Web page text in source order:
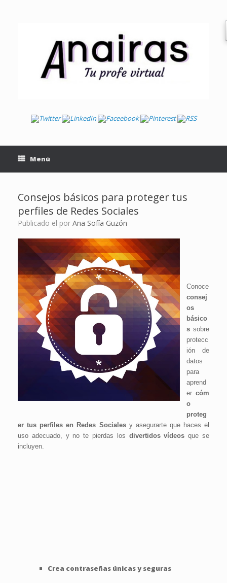
Menú
Consejos básicos para proteger tus
perfiles de Redes Sociales
Publicado el por Ana Sofía Guzón
Conoce
consej
os
básico
s sobre
protecc
ión de
datos
para
aprend
er cóm
o
proteg
er tus perfiles en Redes Socialesy asegurarte que haces el
uso adecuado, y no te pierdas los divertidos vídeos que se
incluyen.
Crea contraseñas únicas y seguras